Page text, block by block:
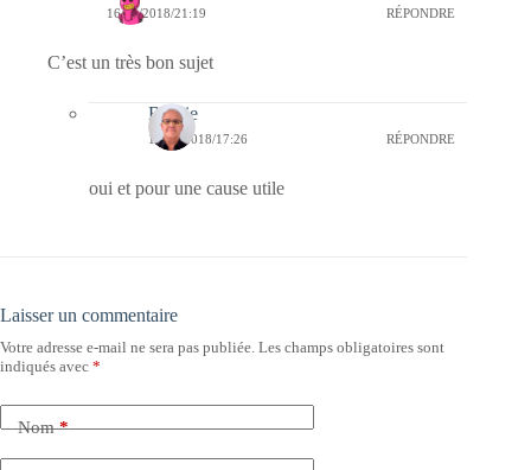
16/04/2018/21:19 RÉPONDRE
C’est un très bon sujet
Bernie
17/04/2018/17:26 RÉPONDRE
oui et pour une cause utile
Laisser un commentaire
Votre adresse e-mail ne sera pas publiée. Les champs obligatoires sont
indiqués avec *
Nom*